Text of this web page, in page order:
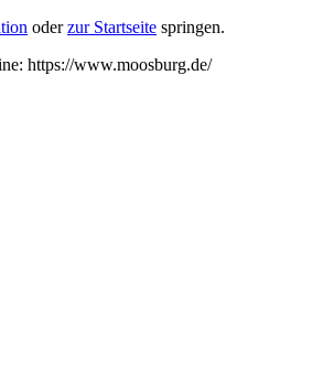
oderzur Startseite springen.
https://www.moosburg.de/